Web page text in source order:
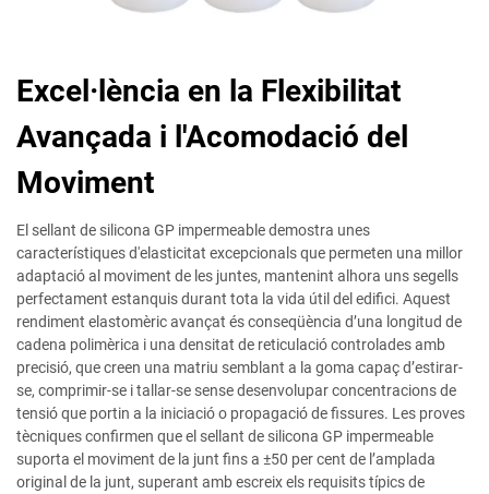
Excel·lència en la Flexibilitat
Avançada i l'Acomodació del
Moviment
El sellant de silicona GP impermeable demostra unes
característiques d'elasticitat excepcionals que permeten una millor
adaptació al moviment de les juntes, mantenint alhora uns segells
perfectament estanquis durant tota la vida útil del edifici. Aquest
rendiment elastomèric avançat és conseqüència d’una longitud de
cadena polimèrica i una densitat de reticulació controlades amb
precisió, que creen una matriu semblant a la goma capaç d’estirar-
se, comprimir-se i tallar-se sense desenvolupar concentracions de
tensió que portin a la iniciació o propagació de fissures. Les proves
tècniques confirmen que el sellant de silicona GP impermeable
suporta el moviment de la junt fins a ±50 per cent de l’amplada
original de la junt, superant amb escreix els requisits típics de